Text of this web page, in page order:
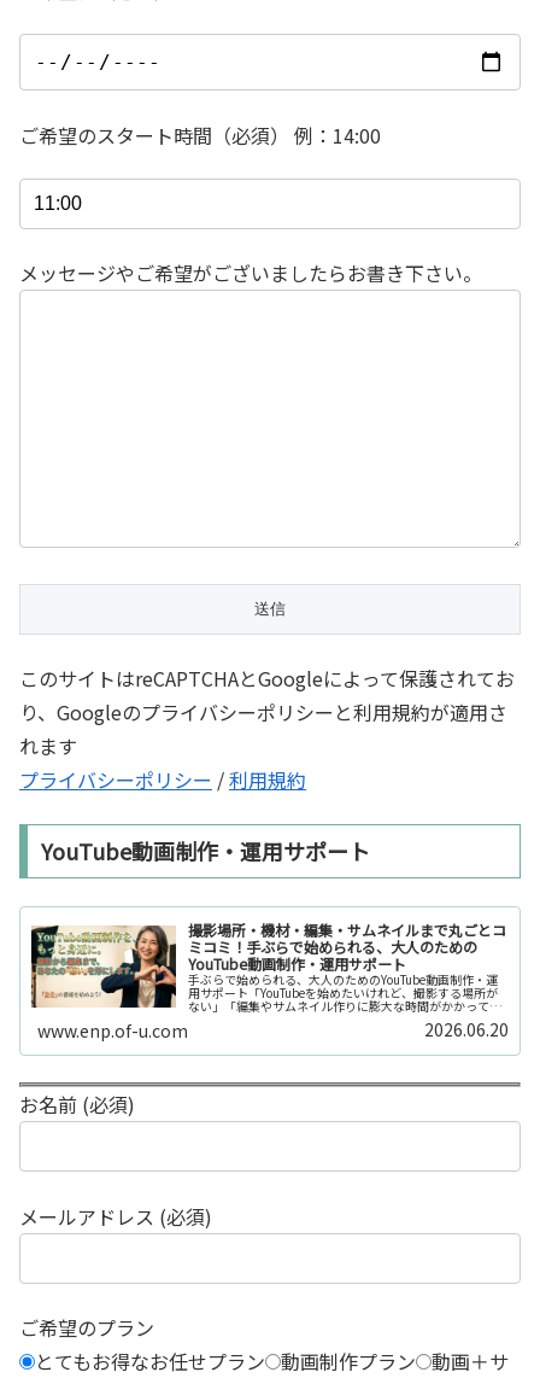
ご希望のスタート時間（必須） 例：14:00
メッセージやご希望がございましたらお書き下さい。
このサイトはreCAPTCHAとGoogleによって保護されてお
り、Googleのプライバシーポリシーと利用規約が適用さ
れます
プライバシーポリシー /利用規約
YouTube動画制作・運用サポート
撮影場所・機材・編集・サムネイルまで丸ごとコ
ミコミ！手ぶらで始められる、大人のための
YouTube動画制作・運用サポート
手ぶらで始められる、大人のためのYouTube動画制作・運
用サポート「YouTubeを始めたいけれど、撮影する場所が
ない」「編集やサムネイル作りに膨大な時間がかかって長
続きしない」「機材を揃えるだけで何万円もかかってしま
www.enp.of-u.com 2026.06.20
お名前 (必須)
メールアドレス (必須)
ご希望のプラン
とてもお得なお任せプラン 動画制作プラン 動画＋サ